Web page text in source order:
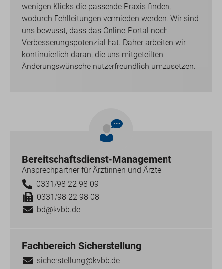
wenigen Klicks die passende Praxis finden,
wodurch Fehlleitungen vermieden werden. Wir sind
uns bewusst, dass das Online-Portal noch
Verbesserungspotenzial hat. Daher arbeiten wir
kontinuierlich daran, die uns mitgeteilten
Änderungswünsche nutzerfreundlich umzusetzen.
Bereitschaftsdienst-Management
Ansprechpartner für Ärztinnen und Ärzte
0331/98 22 98 09
0331/98 22 98 08
bd@kvbb.de
Fachbereich Sicherstellung
sicherstellung@kvbb.de